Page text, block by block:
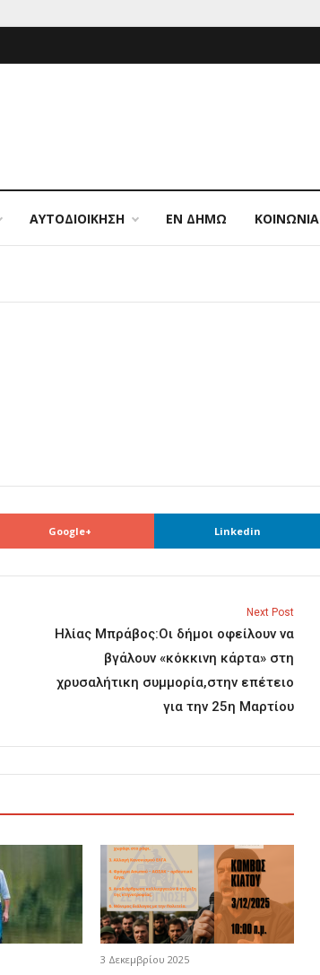
ΑΥΤΟΔΙΟΙΚΗΣΗ ΕΝ ΔΗΜΩ ΚΟΙΝΩΝΙΑ
Google+ Linkedin
Next Post
Ηλίας Μπράβος:Οι δήμοι οφείλουν να
βγάλουν «κόκκινη κάρτα» στη
χρυσαλήτικη συμμορία,στην επέτειο
για την 25η Μαρτίου
3 Δεκεμβρίου 2025